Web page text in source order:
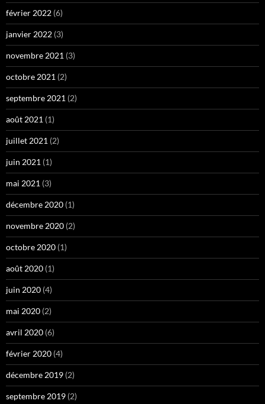
février 2022 (6)
janvier 2022 (3)
novembre 2021 (3)
octobre 2021 (2)
septembre 2021 (2)
août 2021 (1)
juillet 2021 (2)
juin 2021 (1)
mai 2021 (3)
décembre 2020 (1)
novembre 2020 (2)
octobre 2020 (1)
août 2020 (1)
juin 2020 (4)
mai 2020 (2)
avril 2020 (6)
février 2020 (4)
décembre 2019 (2)
septembre 2019 (2)